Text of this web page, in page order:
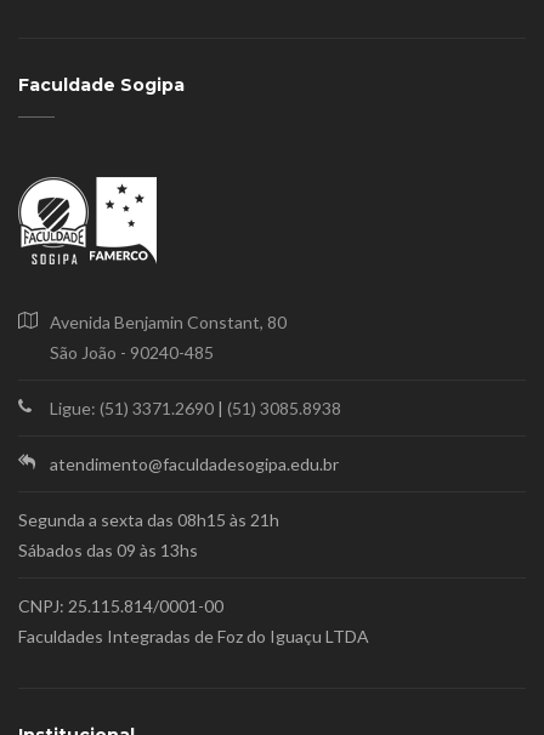
Faculdade Sogipa
Avenida Benjamin Constant, 80
São João - 90240-485
Ligue: (51) 3371.2690 | (51) 3085.8938
atendimento@faculdadesogipa.edu.br
Segunda a sexta das 08h15 às 21h
Sábados das 09 às 13hs
CNPJ: 25.115.814/0001-00
Faculdades Integradas de Foz do Iguaçu LTDA